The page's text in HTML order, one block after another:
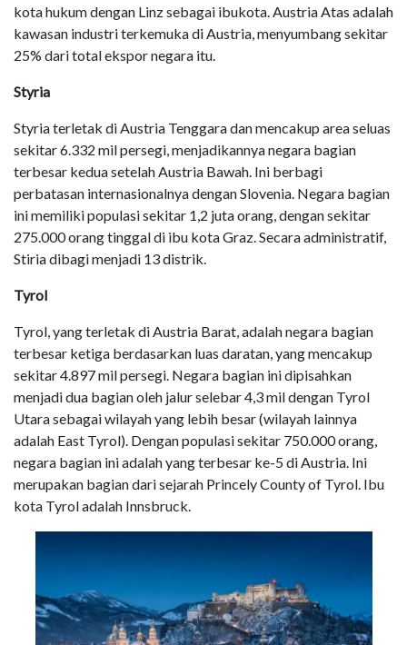
kota hukum dengan Linz sebagai ibukota. Austria Atas adalah
kawasan industri terkemuka di Austria, menyumbang sekitar
25% dari total ekspor negara itu.
Styria
Styria terletak di Austria Tenggara dan mencakup area seluas
sekitar 6.332 mil persegi, menjadikannya negara bagian
terbesar kedua setelah Austria Bawah. Ini berbagi
perbatasan internasionalnya dengan Slovenia. Negara bagian
ini memiliki populasi sekitar 1,2 juta orang, dengan sekitar
275.000 orang tinggal di ibu kota Graz. Secara administratif,
Stiria dibagi menjadi 13 distrik.
Tyrol
Tyrol, yang terletak di Austria Barat, adalah negara bagian
terbesar ketiga berdasarkan luas daratan, yang mencakup
sekitar 4.897 mil persegi. Negara bagian ini dipisahkan
menjadi dua bagian oleh jalur selebar 4,3 mil dengan Tyrol
Utara sebagai wilayah yang lebih besar (wilayah lainnya
adalah East Tyrol). Dengan populasi sekitar 750.000 orang,
negara bagian ini adalah yang terbesar ke-5 di Austria. Ini
merupakan bagian dari sejarah Princely County of Tyrol. Ibu
kota Tyrol adalah Innsbruck.